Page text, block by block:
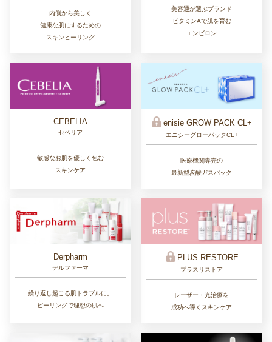
内側から美しく
健康な肌にするための
スキンヒーリング
美容通が選ぶブランド
ビタミンAで肌を育む
エンビロン
CEBELIA
セベリア
敏感なお肌を優しく包む
スキンケア
enisie GROW PACK CL+
エニシーグローパックCL+
医療機関専売の
最新型炭酸ガスパック
Derpharm
デルファーマ
繰り返し起こる肌トラブルに。
ピーリングで理想の肌へ
PLUS RESTORE
プラスリストア
レーザー・光治療を
成功へ導くスキンケア